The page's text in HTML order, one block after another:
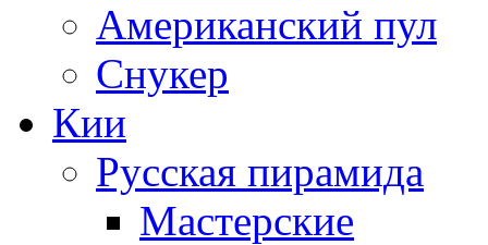
Американский пул
Снукер
Кии
Русская пирамида
Мастерские